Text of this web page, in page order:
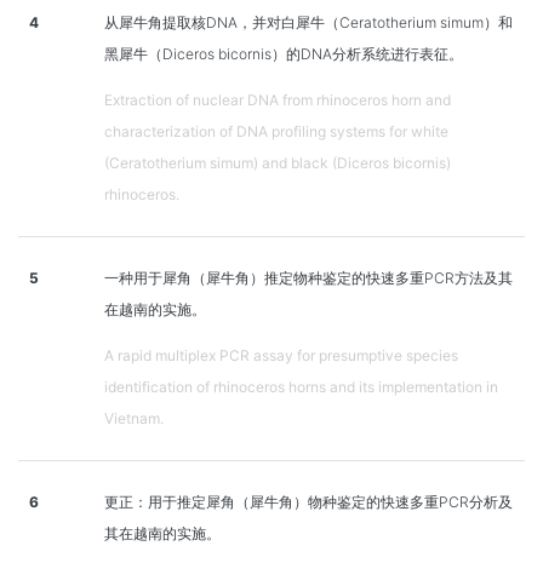
4
从犀牛角提取核DNA，并对白犀牛（Ceratotherium simum）和
黑犀牛（Diceros bicornis）的DNA分析系统进行表征。
Extraction of nuclear DNA from rhinoceros horn and
characterization of DNA profiling systems for white
(Ceratotherium simum) and black (Diceros bicornis)
rhinoceros.
5
一种用于犀角（犀牛角）推定物种鉴定的快速多重PCR方法及其
在越南的实施。
A rapid multiplex PCR assay for presumptive species
identification of rhinoceros horns and its implementation in
Vietnam.
6
更正：用于推定犀角（犀牛角）物种鉴定的快速多重PCR分析及
其在越南的实施。